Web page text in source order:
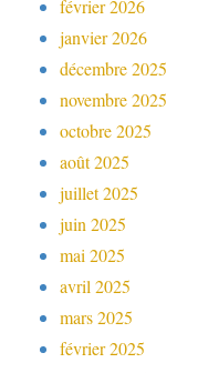
février 2026
janvier 2026
décembre 2025
novembre 2025
octobre 2025
août 2025
juillet 2025
juin 2025
mai 2025
avril 2025
mars 2025
février 2025